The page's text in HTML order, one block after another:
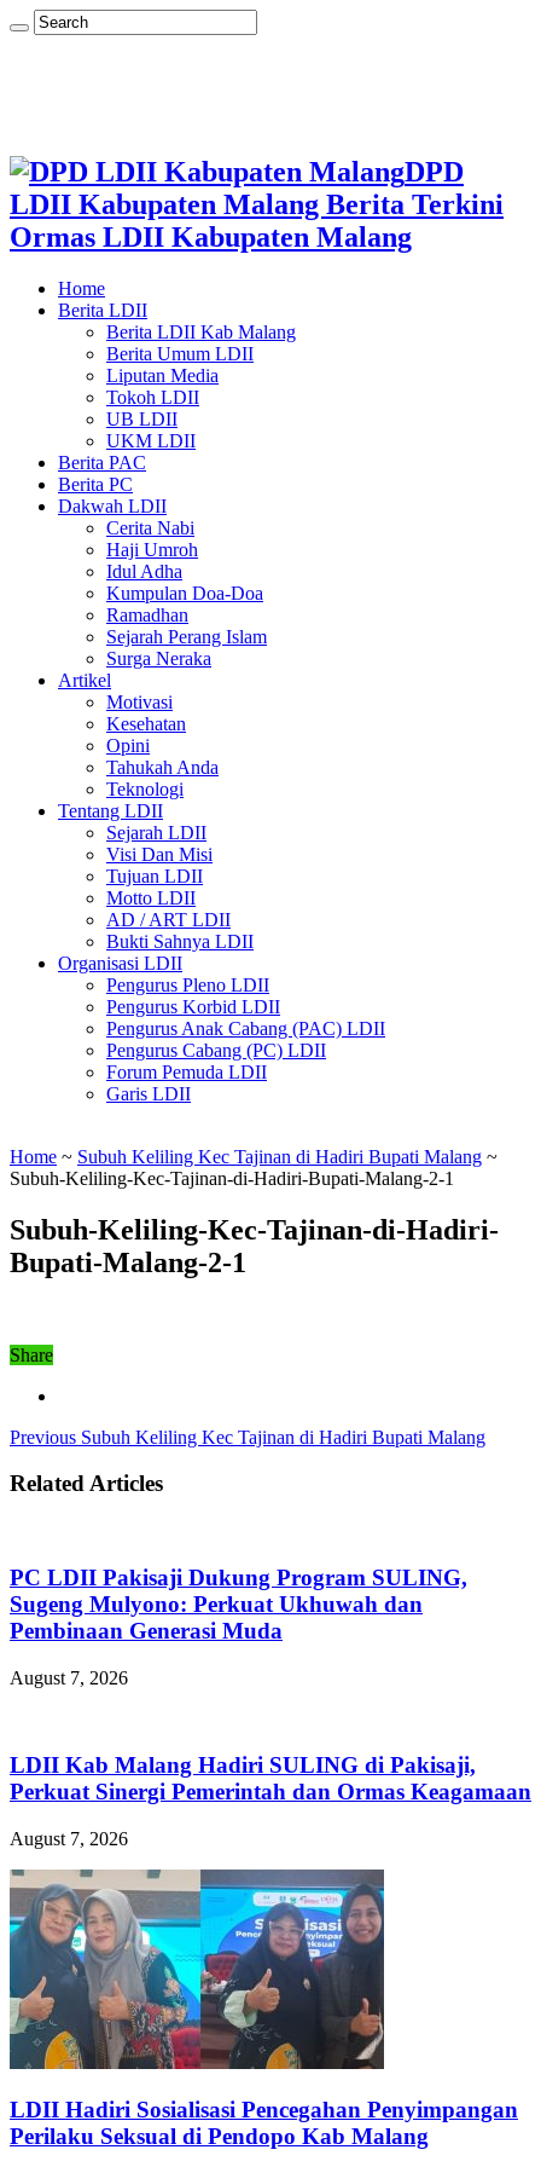
DPD
LDII Kabupaten Malang Berita Terkini
Ormas LDII Kabupaten Malang
Home
Berita LDII
Berita LDII Kab Malang
Berita Umum LDII
Liputan Media
Tokoh LDII
UB LDII
UKM LDII
Berita PAC
Berita PC
Dakwah LDII
Cerita Nabi
Haji Umroh
Idul Adha
Kumpulan Doa-Doa
Ramadhan
Sejarah Perang Islam
Surga Neraka
Artikel
Motivasi
Kesehatan
Opini
Tahukah Anda
Teknologi
Tentang LDII
Sejarah LDII
Visi Dan Misi
Tujuan LDII
Motto LDII
AD / ART LDII
Bukti Sahnya LDII
Organisasi LDII
Pengurus Pleno LDII
Pengurus Korbid LDII
Pengurus Anak Cabang (PAC) LDII
Pengurus Cabang (PC) LDII
Forum Pemuda LDII
Garis LDII
Home ~ Subuh Keliling Kec Tajinan di Hadiri Bupati Malang ~
Subuh-Keliling-Kec-Tajinan-di-Hadiri-Bupati-Malang-2-1
Subuh-Keliling-Kec-Tajinan-di-Hadiri-
Bupati-Malang-2-1
Share
Previous Subuh Keliling Kec Tajinan di Hadiri Bupati Malang
Related Articles
PC LDII Pakisaji Dukung Program SULING,
Sugeng Mulyono: Perkuat Ukhuwah dan
Pembinaan Generasi Muda
August 7, 2026
LDII Kab Malang Hadiri SULING di Pakisaji,
Perkuat Sinergi Pemerintah dan Ormas Keagamaan
August 7, 2026
LDII Hadiri Sosialisasi Pencegahan Penyimpangan
Perilaku Seksual di Pendopo Kab Malang